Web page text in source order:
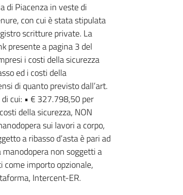
di Piacenza in veste di
con cui è stata stipulata
scritture private. La
presente a pagina 3 del
i costi della sicurezza
ed i costi della
di quanto previsto dall’art.
cui: • € 327.798,50 per
della sicurezza, NON
sui lavori a corpo,
a ribasso d’asta è pari ad
non soggetti a
come importo opzionale,
Intercent-ER.